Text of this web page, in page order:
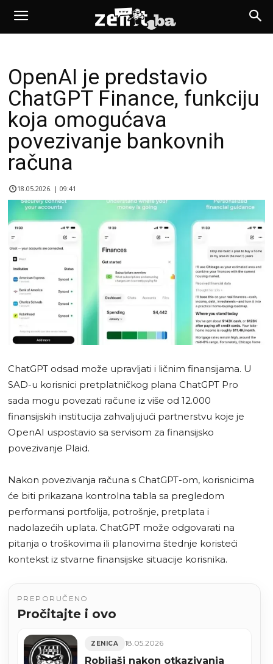
OpenAI je predstavio
ChatGPT Finance, funkciju
koja omogućava
povezivanje bankovnih
računa
18.05.2026. | 09:41
ChatGPT odsad može upravljati i ličnim finansijama. U
SAD-u korisnici pretplatničkog plana ChatGPT Pro
sada mogu povezati račune iz više od 12.000
finansijskih institucija zahvaljujući partnerstvu koje je
OpenAI uspostavio sa servisom za finansijsko
povezivanje Plaid.
Nakon povezivanja računa s ChatGPT-om, korisnicima
će biti prikazana kontrolna tabla sa pregledom
performansi portfolija, potrošnje, pretplata i
nadolazećih uplata. ChatGPT može odgovarati na
pitanja o troškovima ili planovima štednje koristeći
kontekst iz stvarne finansijske situacije korisnika.
PREPORUČENO
Pročitajte i ovo
ZENICA 18.05.2026
Robijaši nakon otkazivanja